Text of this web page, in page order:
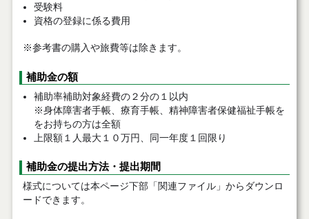
受験料
資格の登録に係る費用
※参考書の購入や旅費等は除きます。
補助金の額
補助率補助対象経費の２分の１以内
※身体障害者手帳、療育手帳、精神障害者保健福祉手帳を
をお持ちの方は全額
上限額１人最大１０万円、同一年度１回限り
補助金の提出方法・提出期間
様式については本ページ下部「関連ファイル」からダウンロ
ードできます。